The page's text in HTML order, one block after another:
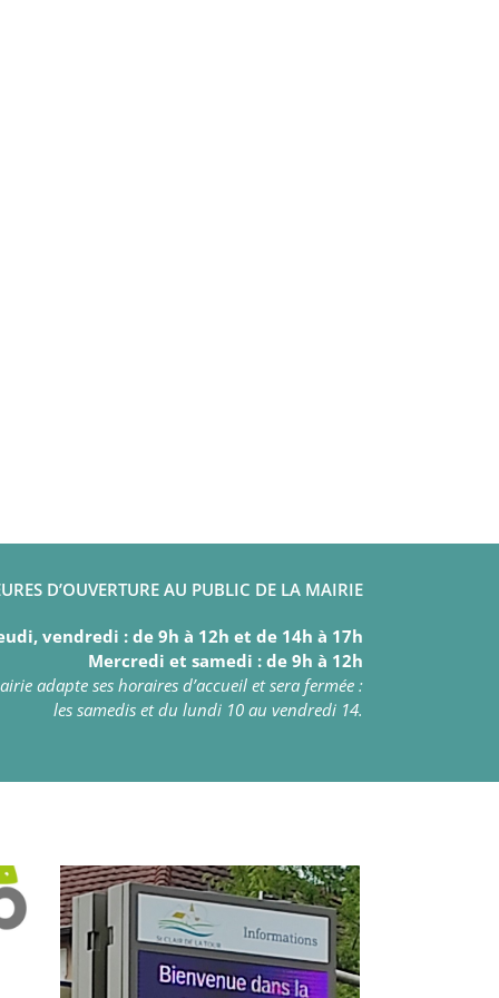
D’OUVERTURE AU PUBLIC DE LA MAIRIE
vendredi : de 9h à 12h et de 14h à 17h
Mercredi et samedi : de 9h à 12h
adapte ses horaires d’accueil et sera fermée :
les samedis et du lundi 10 au vendredi 14.